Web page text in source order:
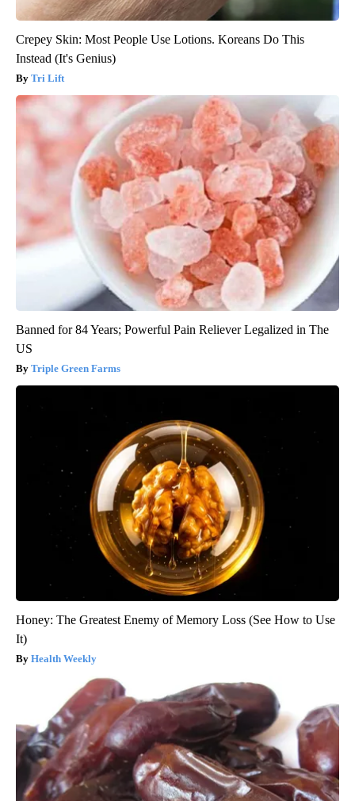
Crepey Skin: Most People Use Lotions. Koreans Do This
Instead (It's Genius)
Tri Lift
Banned for 84 Years; Powerful Pain Reliever Legalized in The
US
Triple Green Farms
Honey: The Greatest Enemy of Memory Loss (See How to Use
It)
Health Weekly